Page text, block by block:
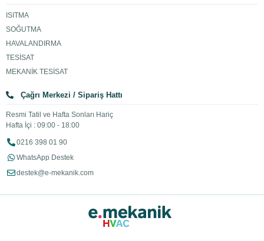
ISITMA
SOĞUTMA
HAVALANDIRMA
TESİSAT
MEKANİK TESİSAT
Çağrı Merkezi / Sipariş Hattı
Resmi Tatil ve Hafta Sonları Hariç
Hafta İçi : 09:00 - 18:00
0216 398 01 90
WhatsApp Destek
destek@e-mekanik.com